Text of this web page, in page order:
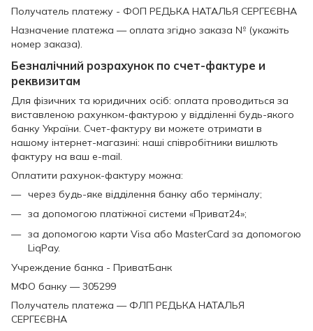
Получатель платежу - ФОП РЕДЬКА НАТАЛЬЯ СЕРГЕЄВНА
Назначение платежа — оплата згідно заказа № (укажіть
номер заказа).
Безналічний розрахунок по счет-фактуре и
реквизитам
Для фізичних та юридичних осіб: оплата проводиться за
виставленою рахунком-фактурою у відділенні будь-якого
банку України. Счет-фактуру ви можете отримати в
нашому інтернет-магазині: наші співробітники вишлють
фактуру на ваш e-mail.
Оплатити рахунок-фактуру можна:
через будь-яке відділення банку або терміналу;
за допомогою платіжної системи «Приват24»;
за допомогою карти Visa або MasterCard за допомогою
LiqPay.
Учреждение банка - ПриватБанк
МФО банку — 305299
Получатель платежа — ФЛП РЕДЬКА НАТАЛЬЯ
СЕРГЕЄВНА